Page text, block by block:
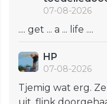
07-08-2026
.... get ... a ... life ....
HP
07-08-2026
Tjemig wat erg.